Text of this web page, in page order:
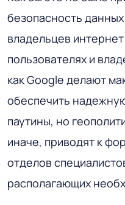
безопасность
владельцев
пользователях и
как Google делают
обеспечить
паутины, но
иначе, приводят к
отделов
располагающих